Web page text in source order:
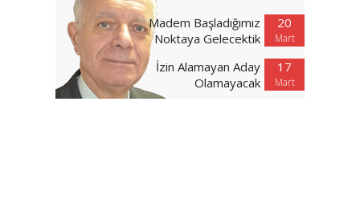
20
Mart
Madem Başladığımız
Noktaya Gelecektik
17
Mart
İzin Alamayan Aday
Olamayacak